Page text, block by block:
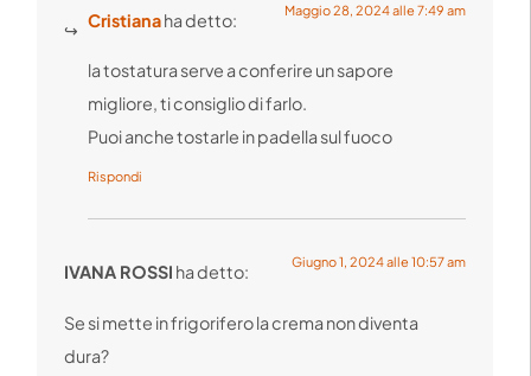
Cristianaha detto: Maggio 28, 2024 alle 7:49 am
la tostatura serve a conferire un sapore
migliore, ti consiglio di farlo.
Puoi anche tostarle in padella sul fuoco
Rispondi
IVANA ROSSI ha detto: Giugno 1, 2024 alle 10:57 am
Se si mette in frigorifero la crema non diventa
dura?